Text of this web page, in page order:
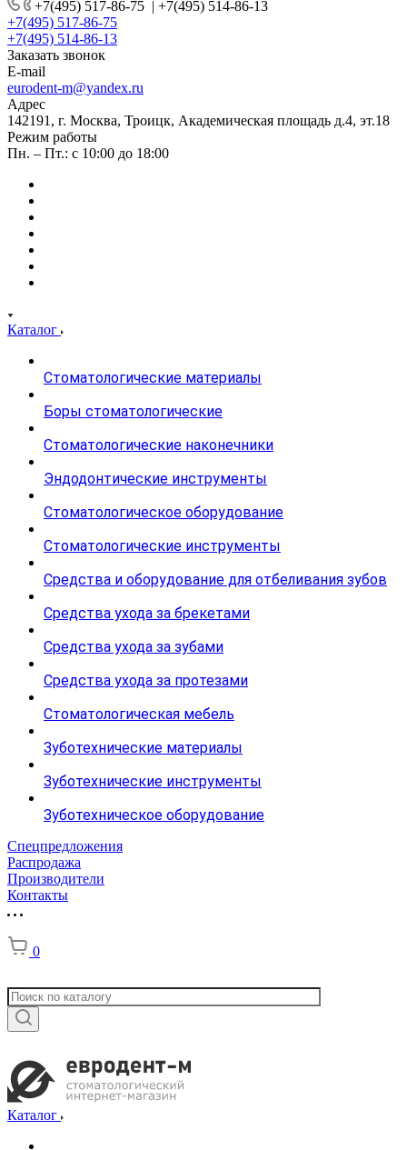
+7(495) 517-86-75 | +7(495) 514-86-13
+7(495) 517-86-75
+7(495) 514-86-13
Заказать звонок
E-mail
eurodent-m@yandex.ru
Адрес
142191, г. Москва, Троицк, Академическая площадь д.4, эт.18
Режим работы
Пн. – Пт.: с 10:00 до 18:00
Каталог
Стоматологические материалы
Боры стоматологические
Стоматологические наконечники
Эндодонтические инструменты
Стоматологическое оборудование
Стоматологические инструменты
Средства и оборудование для отбеливания зубов
Средства ухода за брекетами
Средства ухода за зубами
Средства ухода за протезами
Стоматологическая мебель
Зуботехнические материалы
Зуботехнические инструменты
Зуботехническое оборудование
Спецпредложения
Распродажа
Производители
Контакты
0
Каталог